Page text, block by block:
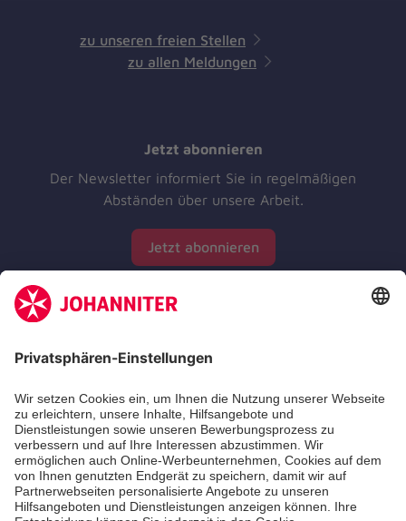
zu unseren freien Stellen
zu allen Meldungen
Jetzt abonnieren
Der Newsletter informiert Sie in regelmäßigen
Abständen über unsere Arbeit.
Jetzt abonnieren
Unsere Standorte
Leistungen
Kennzahlen und Struktur
Als Pflegefachkraft arbeiten